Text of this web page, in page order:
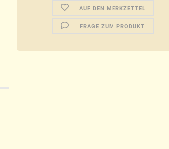
AUF DEN MERKZETTEL
FRAGE ZUM PRODUKT